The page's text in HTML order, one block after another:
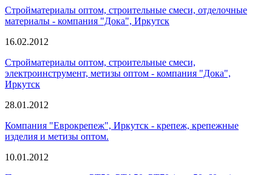
Стройматериалы оптом, строительные смеси, отделочные
материалы - компания "Дока", Иркутск
16.02.2012
Стройматериалы оптом, строительные смеси,
электроинструмент, метизы оптом - компания "Дока",
Иркутск
28.01.2012
Компания "Еврокрепеж", Иркутск - крепеж, крепежные
изделия и метизы оптом.
10.01.2012